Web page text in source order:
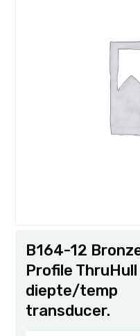
B164-12
Profile ThruHull
diepte/temp
transducer.